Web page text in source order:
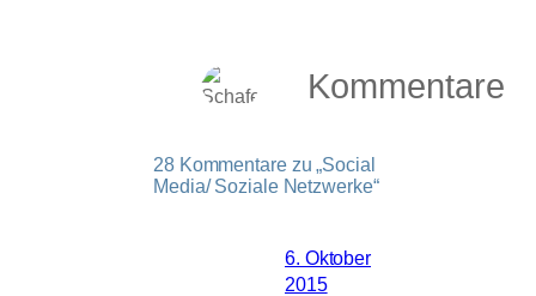
Kommentare
28 Kommentare zu „Social
Media/ Soziale Netzwerke“
6. Oktober
2015